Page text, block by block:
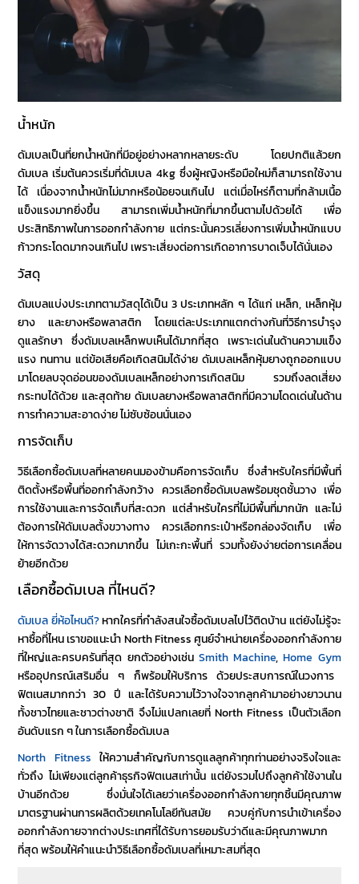
น้ำหนัก
ดัมเบลเป็นที่ยกน้ำหนักที่มีอยู่อย่างหลากหลายระดับ โดยปกติแล้วยก
ดัมเบล เริ่มต้นควรเริ่มที่ดัมเบล 4kgซึ่งผู้หญิงหรือมือใหม่ก็สามารถใช้งาน
ได้ เนื่องจากน้ำหนักไม่มากหรือน้อยจนเกินไป แต่เมื่อไหร่ก็ตามที่กล้ามเนื้อ
แข็งแรงมากยิ่งขึ้น สามารถเพิ่มน้ำหนักที่มากขึ้นตามไปด้วยได้ เพื่อ
ประสิทธิภาพในการออกกำลังกาย แต่กระนั้นควรเลี่ยงการเพิ่มน้ำหนักแบบ
ก้าวกระโดดมากจนเกินไป เพราะเสี่ยงต่อการเกิดอาการบาดเจ็บได้นั่นเอง
วัสดุ
ดัมเบลแบ่งประเภทตามวัสดุได้เป็น 3 ประเภทหลัก ๆ ได้แก่ เหล็ก, เหล็กหุ้ม
ยาง และยางหรือพลาสติก โดยแต่ละประเภทแตกต่างกันที่วิธีการบำรุง
ดูแลรักษา ซึ่งดัมเบลเหล็กพบเห็นได้มากที่สุด เพราะเด่นในด้านความแข็ง
แรง ทนทาน แต่ข้อเสียคือเกิดสนิมได้ง่าย ดัมเบลเหล็กหุ้มยางถูกออกแบบ
มาโดยลบจุดอ่อนของดัมเบลเหล็กอย่างการเกิดสนิม รวมถึงลดเสี่ยง
กระทบได้ด้วย และสุดท้าย ดัมเบลยางหรือพลาสติกที่มีความโดดเด่นในด้าน
การทำความสะอาดง่าย ไม่ซับซ้อนนั่นเอง
การจัดเก็บ
วิธีเลือกซื้อดัมเบลที่หลายคนมองข้ามคือการจัดเก็บ ซึ่งสำหรับใครที่มีพื้นที่
ติดตั้งหรือพื้นที่ออกกำลังกว้าง ควรเลือกซื้อดัมเบลพร้อมชุดชั้นวาง เพื่อ
การใช้งานและการจัดเก็บที่สะดวก แต่สำหรับใครที่ไม่มีพื้นที่มากนัก และไม่
ต้องการให้ดัมเบลตั้งขวางทาง ควรเลือกกระเป๋าหรือกล่องจัดเก็บ เพื่อ
ให้การจัดวางได้สะดวกมากขึ้น ไม่เกะกะพื้นที่ รวมทั้งยังง่ายต่อการเคลื่อน
ย้ายอีกด้วย
เลือกซื้อดัมเบล ที่ไหนดี?
ดัมเบล ยี่ห้อไหนดี?หากใครที่กำลังสนใจซื้อดัมเบลไปไว้ติดบ้าน แต่ยังไม่รู้จะ
หาซื้อที่ไหน เราขอแนะนำ North Fitness ศูนย์จำหน่ายเครื่องออกกำลังกาย
ที่ใหญ่และครบครันที่สุด ยกตัวอย่างเช่น Smith Machine,Home Gym
หรืออุปกรณ์เสริมอื่น ๆ ก็พร้อมให้บริการ ด้วยประสบการณ์ในวงการ
ฟิตเนสมากกว่า 30 ปี และได้รับความไว้วางใจจากลูกค้ามาอย่างยาวนาน
ทั้งชาวไทยและชาวต่างชาติ จึงไม่แปลกเลยที่ North Fitness เป็นตัวเลือก
อันดับแรก ๆ ในการเลือกซื้อดัมเบล
North Fitness ให้ความสำคัญกับการดูแลลูกค้าทุกท่านอย่างจริงใจและ
ทั่วถึง ไม่เพียงแต่ลูกค้าธุรกิจฟิตเนสเท่านั้น แต่ยังรวมไปถึงลูกค้าใช้งานใน
บ้านอีกด้วย ซึ่งมั่นใจได้เลยว่าเครื่องออกกำลังกายทุกชิ้นมีคุณภาพ
มาตรฐานผ่านการผลิตด้วยเทคโนโลยีทันสมัย ควบคู่กับการนำเข้าเครื่อง
ออกกำลังกายจากต่างประเทศที่ได้รับการยอมรับว่าดีและมีคุณภาพมาก
ที่สุด พร้อมให้คำแนะนำวิธีเลือกซื้อดัมเบลที่เหมาะสมที่สุด